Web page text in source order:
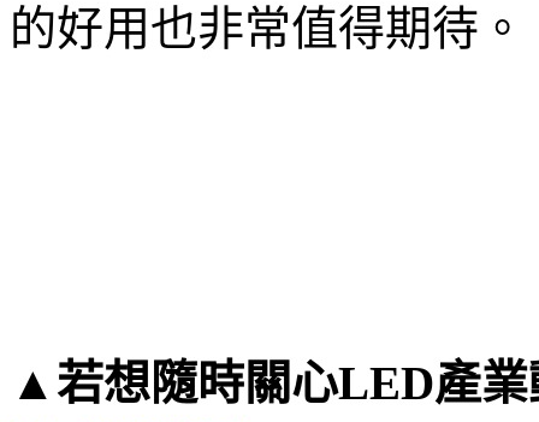
的好用也非常值得期待。
▲若想隨時關心LED產業